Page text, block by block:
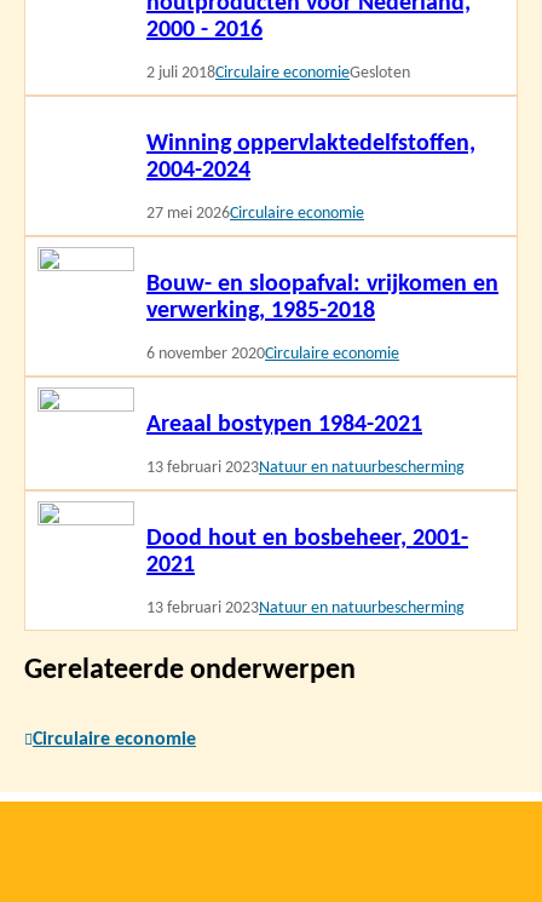
2000 - 2016
2 juli 2018Circulaire economieGesloten
Winning oppervlaktedelfstoffen,
2004-2024
27 mei 2026Circulaire economie
Bouw- en sloopafval: vrijkomen en
verwerking, 1985-2018
6 november 2020Circulaire economie
Lees
Areaal bostypen 1984-2021
13 februari 2023Natuur en natuurbescherming
Lees
Dood hout en bosbeheer, 2001-
2021
13 februari 2023Natuur en natuurbescherming
Lees
Gerelateerde onderwerpen
Circulaire economie